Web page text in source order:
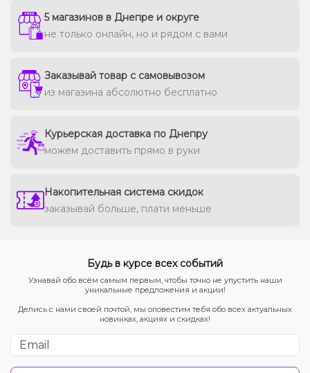
5 магазинов в Днепре и округе
не только онлайн, но и рядом с вами
Заказывай товар с самовывозом
из магазина абсолютно бесплатно
Курьерская доставка по Днепру
можем доставить прямо в руки
Накопительная система скидок
заказывай больше, плати меньше
Будь в курсе всех событий
Узнавай обо всём самым первым, чтобы точно не упустить наши
уникальные предложения и акции!
Делись с нами своей почтой, мы оповестим тебя обо всех актуальных
новинках, акциях и скидках!